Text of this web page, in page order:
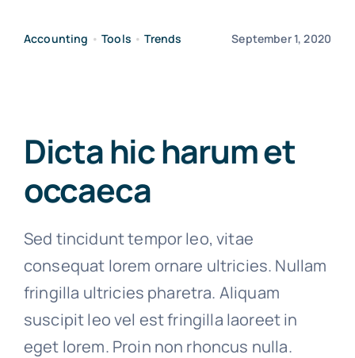
Accounting •Tools •Trends September 1, 2020
Dicta hic harum et
occaeca
Sed tincidunt tempor leo, vitae
consequat lorem ornare ultricies. Nullam
fringilla ultricies pharetra. Aliquam
suscipit leo vel est fringilla laoreet in
eget lorem. Proin non rhoncus nulla.